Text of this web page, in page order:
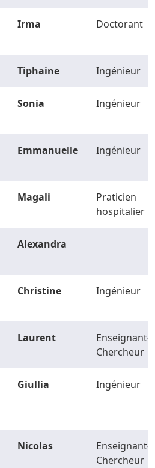
Irma Doctorant
Tiphaine Ingénieur
Sonia Ingénieur
Emmanuelle Ingénieur
Magali
Praticien
hospitalier
Alexandra
Christine Ingénieur
Laurent
Enseignant-
Chercheur
Giullia Ingénieur
Nicolas
Enseignant-
Chercheur